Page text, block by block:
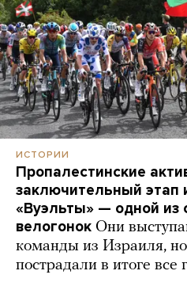
ИСТОРИИ
Пропалестинские
заключительный этап
«Вуэльты» — одной
велогонок Они
команды из Израиля, но
пострадали в итоге все